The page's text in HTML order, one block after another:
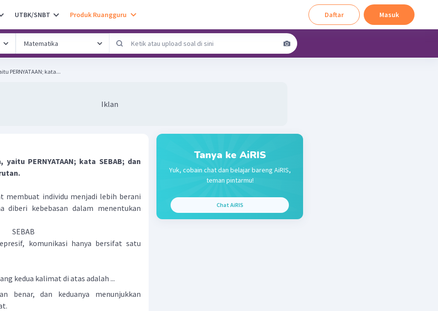
UTBK/SNBT Produk Ruangguru Daftar Masuk
PERNYATAAN; kata...
Iklan
PERNYATAAN; kata SEBAB; dan
membuat individu menjadi lebih berani
diberi kebebasan dalam menentukan
SEBAB
komunikasi hanya bersifat satu
kedua kalimat di atas adalah ...
benar, dan keduanya menunjukkan
Tanya ke AiRIS
Yuk, cobain chat dan belajar bareng AiRIS,
teman pintarmu!
Chat AiRIS